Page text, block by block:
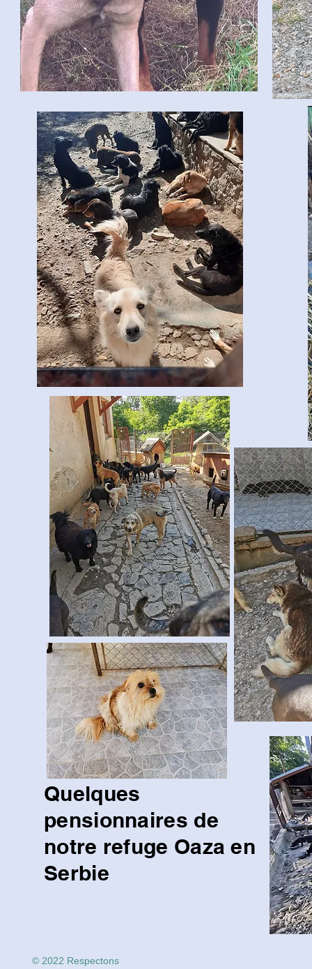
Quelques
pensionnaires de
notre refuge Oaza en
Serbie
© 2022 Respectons